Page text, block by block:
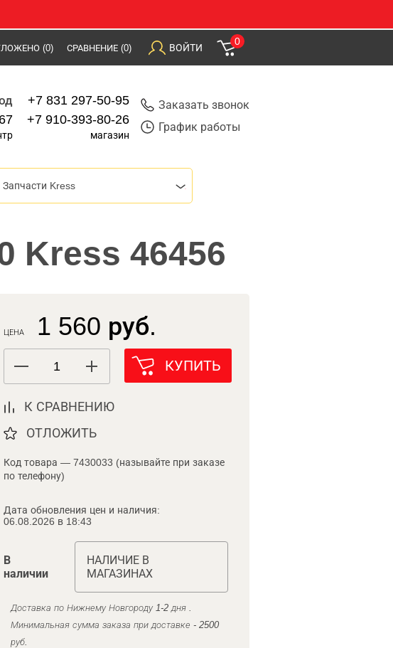
(0) СРАВНЕНИЕ (0) ВОЙТИ
0
+7 831 297-50-95
+7 910-393-80-26
магазин
Заказать звонок
График работы
Запчасти Kress
Kress 46456
ЦЕНА 1 560 руб.
КУПИТЬ
К СРАВНЕНИЮ
ОТЛОЖИТЬ
Код товара — 7430033 (называйте при заказе
по телефону)
Дата обновления цен и наличия:
06.08.2026 в 18:43
В
наличии
НАЛИЧИЕ В
МАГАЗИНАХ
Доставка по Нижнему Новгороду 1-2 дня .
Минимальная сумма заказа при доставке - 2500
руб.